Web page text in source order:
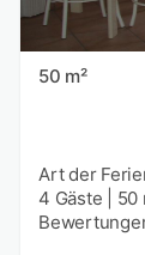
50 m²
Art der
4 Gäste
50